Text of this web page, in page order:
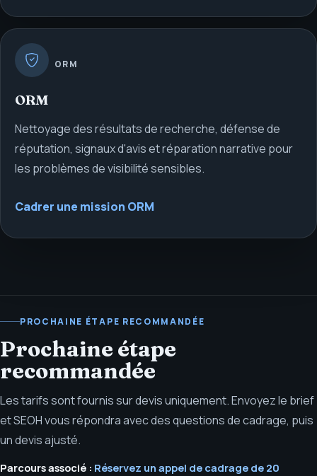
ORM
ORM
Nettoyage des résultats de recherche, défense de
réputation, signaux d'avis et réparation narrative pour
les problèmes de visibilité sensibles.
Cadrer une mission ORM
PROCHAINE ÉTAPE RECOMMANDÉE
Prochaine étape
recommandée
Les tarifs sont fournis sur devis uniquement. Envoyez le brief
et SEOH vous répondra avec des questions de cadrage, puis
un devis ajusté.
Parcours associé : Réservez un appel de cadrage de 20